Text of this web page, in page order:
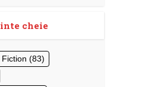
cheie
(83)